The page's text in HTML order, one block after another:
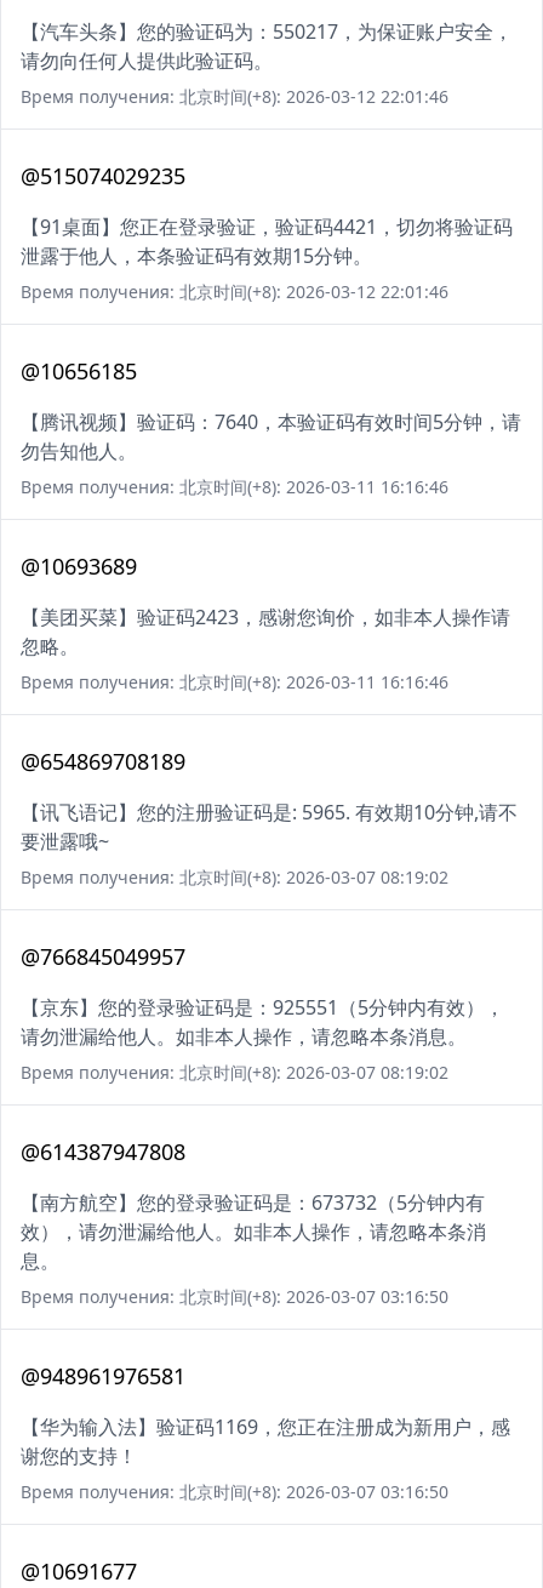
【汽车头条】您的验证码为：550217，为保证账户安全，
请勿向任何人提供此验证码。
Время получения: 北京时间(+8): 2026-03-12 22:01:46
@515074029235
【91桌面】您正在登录验证，验证码4421，切勿将验证码
泄露于他人，本条验证码有效期15分钟。
Время получения: 北京时间(+8): 2026-03-12 22:01:46
@10656185
【腾讯视频】验证码：7640，本验证码有效时间5分钟，请
勿告知他人。
Время получения: 北京时间(+8): 2026-03-11 16:16:46
@10693689
【美团买菜】验证码2423，感谢您询价，如非本人操作请
忽略。
Время получения: 北京时间(+8): 2026-03-11 16:16:46
@654869708189
【讯飞语记】您的注册验证码是: 5965. 有效期10分钟,请不
要泄露哦~
Время получения: 北京时间(+8): 2026-03-07 08:19:02
@766845049957
【京东】您的登录验证码是：925551（5分钟内有效），
请勿泄漏给他人。如非本人操作，请忽略本条消息。
Время получения: 北京时间(+8): 2026-03-07 08:19:02
@614387947808
【南方航空】您的登录验证码是：673732（5分钟内有
效），请勿泄漏给他人。如非本人操作，请忽略本条消
息。
Время получения: 北京时间(+8): 2026-03-07 03:16:50
@948961976581
【华为输入法】验证码1169，您正在注册成为新用户，感
谢您的支持！
Время получения: 北京时间(+8): 2026-03-07 03:16:50
@10691677